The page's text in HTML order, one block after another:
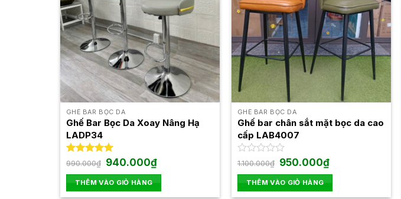
GHẾ BAR BỌC DA
Ghế Bar Bọc Da Xoay Nâng Hạ
LADP34
Được xếp
5.00
5 sao
990.000₫ Giá
gốc
là:
990.000₫.
940.000₫Giá
hiện
tại
là:
940.000₫.
THÊM VÀO GIỎ HÀNG
GHẾ BAR BỌC DA
Ghế bar chân sắt mặt bọc da cao
cấp LAB4007
Được
hạng
0
1.100.000₫ Giá
gốc
là:
1.100.000₫.
950.000₫Giá
hiện
tại
là:
950.000₫.
THÊM VÀO GIỎ HÀNG